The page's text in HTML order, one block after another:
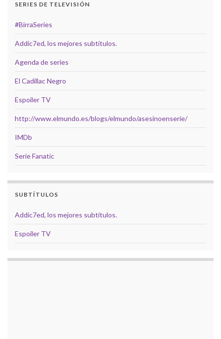
SERIES DE TELEVISIÓN
#BirraSeries
Addic7ed, los mejores subtítulos.
Agenda de series
El Cadillac Negro
Espoiler TV
http://www.elmundo.es/blogs/elmundo/asesinoenserie/
IMDb
Serie Fanatic
SUBTÍTULOS
Addic7ed, los mejores subtítulos.
Espoiler TV